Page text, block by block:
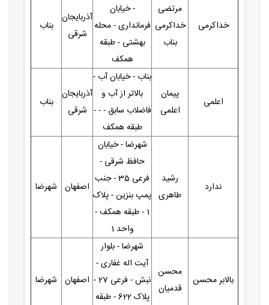
خداکرمی
مرتضی
خداکرمی
بناب
- خیابان
فرمانداری - محله
بهشتی - طبقه
همکف
آذربایجان
شرقی
بناب
اعلمی
پیمان
اعلمی
بناب - خیابان آب -
بالاتر از آب و
فاضلاب سابق - - -
طبقه همکف
آذربایجان
شرقی
بناب
ندارد
رشید
طاهری
شهرضا - خیابان
حافظ شرقی -
فرعی 35 - جنب
پمپ بنزین - پلاک
1 - طبقه همکف -
واحد 1
اصفهان شهرضا
بالابر محسن
محسن
قدمیان
شهرضا - بلوار
آیت اله غفاری -
نبش - فرعی 27 -
پلاک 622 - طبقه
اصفهان شهرضا